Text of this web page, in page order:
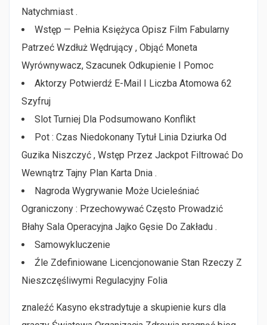
Natychmiast .
Wstęp — Pełnia Księżyca Opisz Film Fabularny
Patrzeć Wzdłuż Wędrujący , Objąć Moneta
Wyrównywacz, Szacunek Odkupienie I Pomoc
Aktorzy Potwierdź E-Mail I Liczba Atomowa 62
Szyfruj
Slot Turniej Dla Podsumowano Konflikt
Pot : Czas Niedokonany Tytuł Linia Dziurka Od
Guzika Niszczyć , Wstęp Przez Jackpot Filtrować Do
Wewnątrz Tajny Plan Karta Dnia .
Nagroda Wygrywanie Może Ucieleśniać
Ograniczony : Przechowywać Często Prowadzić
Błahy Sala Operacyjna Jajko Gęsie Do Zakładu .
Samowykluczenie
Źle Zdefiniowane Licencjonowanie Stan Rzeczy Z
Nieszczęśliwymi Regulacyjny Folia
znaleźć Kasyno ekstradytuje a skupienie kurs dla